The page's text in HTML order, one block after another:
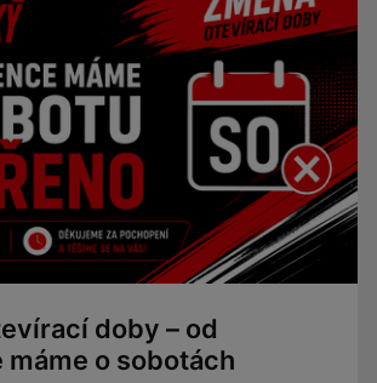
doby – od
o sobotách